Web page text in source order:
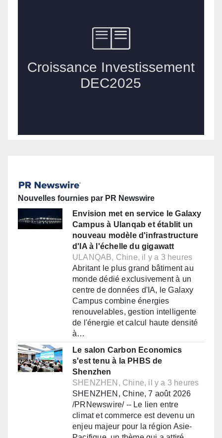
Nouvelles fournies par PR Newswire
Envision met en service le Galaxy
Campus à Ulanqab et établit un
nouveau modèle d'infrastructure
d'IA à l'échelle du gigawatt
ULANQAB, Chine, il y a 3 heures
Abritant le plus grand bâtiment au
monde dédié exclusivement à un
centre de données d'IA, le Galaxy
Campus combine énergies
renouvelables, gestion intelligente
de l'énergie et calcul haute densité
à…
Le salon Carbon Economics
s'est tenu à la PHBS de
Shenzhen
SHENZHEN, Chine, il y a 3 heures
SHENZHEN, Chine, 7 août 2026
/PRNewswire/ -- Le lien entre
climat et commerce est devenu un
enjeu majeur pour la région Asie-